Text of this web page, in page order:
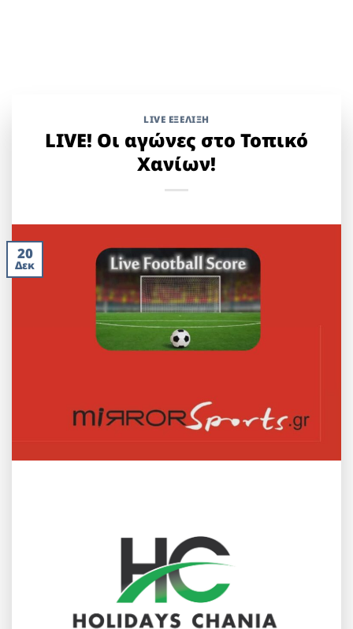
LIVE ΕΞΈΛΙΞΗ
LIVE! Οι αγώνες στο Τοπικό
Χανίων!
20
Δεκ